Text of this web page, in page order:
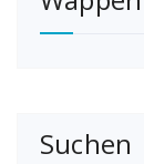
Suchen